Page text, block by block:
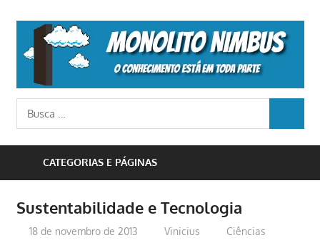
content
o
conhecimento
Busca
para:
CATEGORIAS E PÁGINAS
Sustentabilidade e Tecnologia
18 de novembro de 2013 Vinicius Ciências